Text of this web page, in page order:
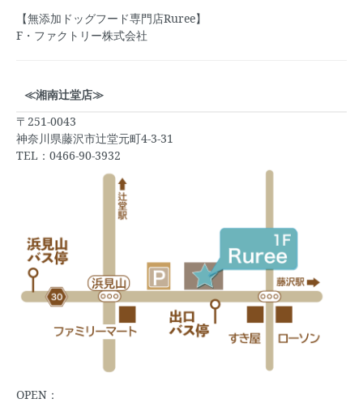
【無添加ドッグフード専門店Ruree】
F・ファクトリー株式会社
≪湘南辻堂店≫
〒251-0043
神奈川県藤沢市辻堂元町4-3-31
TEL：0466-90-3932
OPEN：